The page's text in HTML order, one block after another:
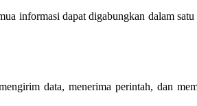
informasi dapat digabungkan dalam
data, menerima perintah, dan